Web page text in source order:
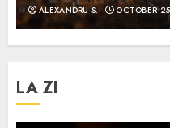
ALEXANDRU S. OCTOBER
LA ZI